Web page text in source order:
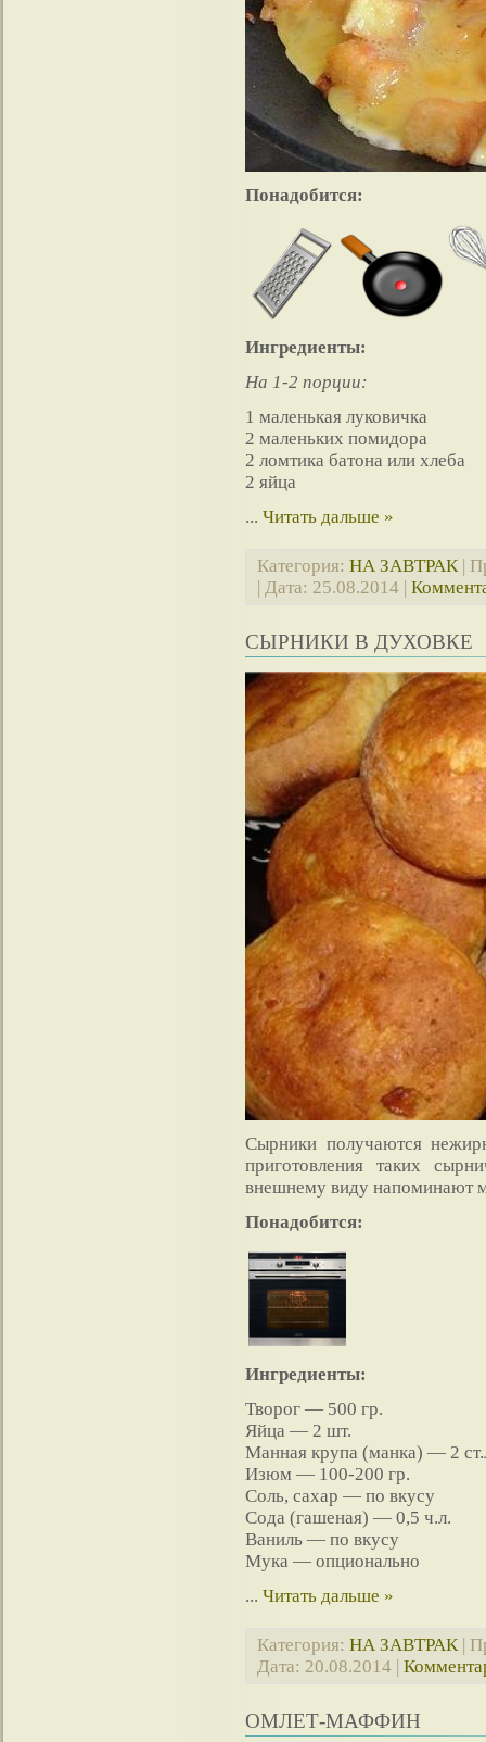
Понадобится:
Ингредиенты:
На 1-2 порции:
1 маленькая луковичка
2 маленьких помидора
2 ломтика батона или хлеба
2 яйца
... Читать дальше »
Категория: НА ЗАВТРАК|
| Дата: 25.08.2014 |
СЫРНИКИ В ДУХОВКЕ
Сырники получаются
приготовления таких
внешнему виду напоминают
Понадобится:
Ингредиенты:
Творог — 500 гр.
Яйца — 2 шт.
Манная крупа (манка) — 2
Изюм — 100-200 гр.
Соль, сахар — по вкусу
Сода (гашеная) — 0,5 ч.л.
Ваниль — по вкусу
Мука — опционально
... Читать дальше »
Категория: НА ЗАВТРАК|
Дата: 20.08.2014 |
ОМЛЕТ-МАФФИН